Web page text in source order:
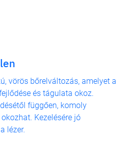
vörös bőrelváltozás, amelyet a
és tágulata okoz.
függően, komoly
Kezelésére jó
lézer.